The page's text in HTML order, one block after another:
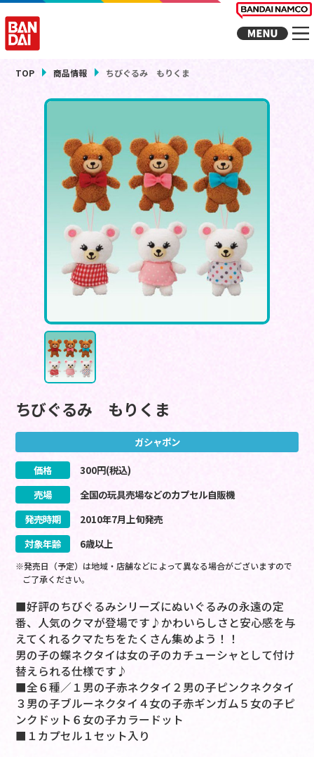
TOP 商品情報 ちびぐるみ もりくま
ちびぐるみ もりくま
ガシャポン
価格 300円(税込)
売場
全国の玩具売場などのカプセル自販機
発売時期
2010年7月上旬発売
対象年齢
6歳以上
※発売日（予定）は地域・店舗などによって異なる場合がございますので
ご了承ください。
■好評のちびぐるみシリーズにぬいぐるみの永遠の定
番、人気のクマが登場です♪かわいらしさと安心感を与
えてくれるクマたちをたくさん集めよう！！
男の子の蝶ネクタイは女の子のカチューシャとして付け
替えられる仕様です♪
■全６種／１男の子赤ネクタイ２男の子ピンクネクタイ
３男の子ブルーネクタイ４女の子赤ギンガム５女の子ピ
ンクドット６女の子カラードット
■１カプセル１セット入り